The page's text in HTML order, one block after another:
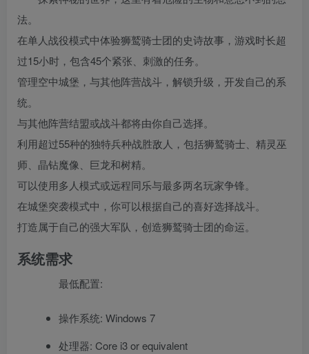
法。
在单人战役模式中体验狮鹫骑士团的史诗故事，游戏时长超
过15小时，包含45个紧张、刺激的任务。
管理空中城堡，与其他阵营战斗，解锁升级，开发自己的系
统。
与其他阵营结盟或战斗都将由你自己选择。
利用超过55种的独特兵种战胜敌人，包括狮鹫骑士、精灵巫
师、晶钻魔像、巨龙和树精。
可以使用多人模式或远程同乐与最多两名玩家争锋。
在城堡突袭模式中，你可以根据自己的喜好选择战斗。
打造属于自己的强大军队，创造狮鹫骑士团的命运。
系统需求
最低配置:
操作系统: Windows 7
处理器: Core i3 or equivalent